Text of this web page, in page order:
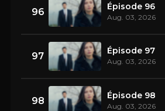
96 Épisode 96
Aug. 03, 2026
97 Épisode 97
Aug. 03, 2026
98 Épisode 98
Aug. 03, 2026